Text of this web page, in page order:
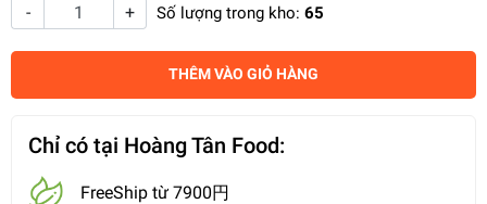
- + Số lượng trong kho: 65
THÊM VÀO GIỎ HÀNG
Chỉ có tại Hoàng Tân Food:
FreeShip từ 7900円